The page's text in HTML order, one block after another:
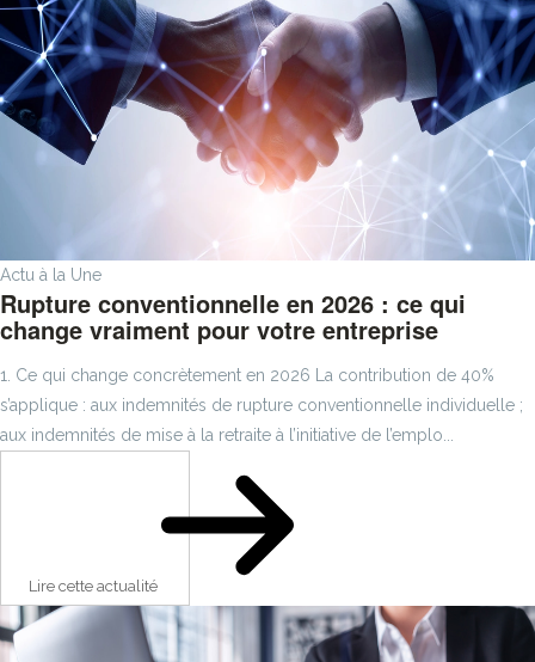
Actu à la Une
Rupture conventionnelle en 2026 : ce qui
change vraiment pour votre entreprise
1. Ce qui change concrètement en 2026 La contribution de 40%
s’applique : aux indemnités de rupture conventionnelle individuelle ;
aux indemnités de mise à la retraite à l’initiative de l’emplo...
Lire cette actualité